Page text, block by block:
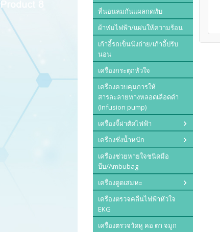
ที่นอนลมกันแผลกดทับ
ผ้าห่มไฟฟ้า/แผ่นให้ความร้อน
เก้าอี้รถเข็นนั่งถ่าย/เก้าอี้ปรับ
นอน
เครื่องกระตุกหัวใจ
เครื่องควบคุมการให้
สารละลายทางหลอดเลือดดำ
(Infusion pump)
เครื่องจี้ผ่าตัดไฟฟ้า
เครื่องชั่งน้ำหนัก
เครื่องช่วยหายใจชนิดมือ
บีบ/Ambubag
เครื่องดูดเสมหะ
เครื่องตรวจคลื่นไฟฟ้าหัวใจ
EKG
เครื่องตรวจวัดหู คอ ตา จมูก